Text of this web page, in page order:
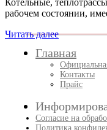
Котельные,
рабочем состоянии,
Читать далее
Главная
Контакты
Прайс
Согласие на
Политика